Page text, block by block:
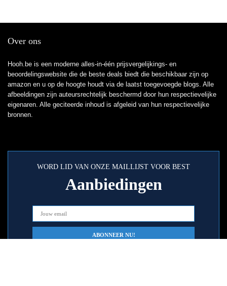
Over ons
Hooh.be is een moderne alles-in-één prijsvergelijkings- en
beoordelingswebsite die de beste deals biedt die beschikbaar zijn op
amazon en u op de hoogte houdt via de laatst toegevoegde blogs. Alle
afbeeldingen zijn auteursrechtelijk beschermd door hun respectievelijke
eigenaren. Alle geciteerde inhoud is afgeleid van hun respectievelijke
bronnen.
WORD LID VAN ONZE MAILLIJST VOOR BEST
Aanbiedingen